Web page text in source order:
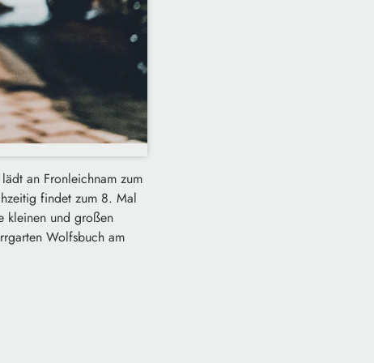
an Fronleichnam zum
findet zum 8. Mal
kleinen und großen
Wolfsbuch am